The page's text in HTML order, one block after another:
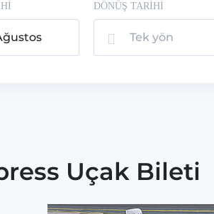
DÖNÜŞ TARİHİ
Tek yön
Uçak Bileti